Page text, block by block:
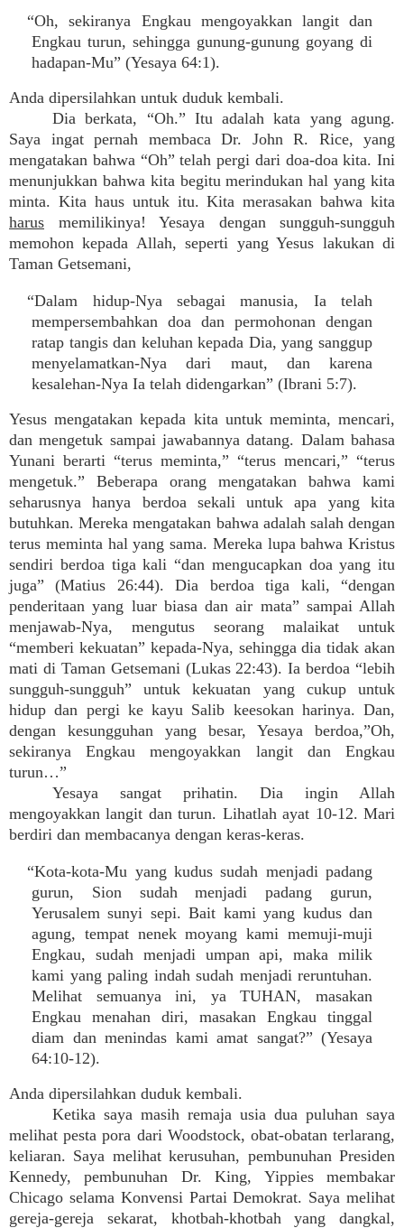
“Oh, sekiranya Engkau mengoyakkan langit dan
Engkau turun, sehingga gunung-gunung goyang di
hadapan-Mu” (Yesaya 64:1).
Anda dipersilahkan untuk duduk kembali.
Dia berkata, “Oh.” Itu adalah kata yang agung.
Saya ingat pernah membaca Dr. John R. Rice, yang
mengatakan bahwa “Oh” telah pergi dari doa-doa kita. Ini
menunjukkan bahwa kita begitu merindukan hal yang kita
minta. Kita haus untuk itu. Kita merasakan bahwa kita
harus memilikinya! Yesaya dengan sungguh-sungguh
memohon kepada Allah, seperti yang Yesus lakukan di
Taman Getsemani,
“Dalam hidup-Nya sebagai manusia, Ia telah
mempersembahkan doa dan permohonan dengan
ratap tangis dan keluhan kepada Dia, yang sanggup
menyelamatkan-Nya dari maut, dan karena
kesalehan-Nya Ia telah didengarkan” (Ibrani 5:7).
Yesus mengatakan kepada kita untuk meminta, mencari,
dan mengetuk sampai jawabannya datang. Dalam bahasa
Yunani berarti “terus meminta,” “terus mencari,” “terus
mengetuk.” Beberapa orang mengatakan bahwa kami
seharusnya hanya berdoa sekali untuk apa yang kita
butuhkan. Mereka mengatakan bahwa adalah salah dengan
terus meminta hal yang sama. Mereka lupa bahwa Kristus
sendiri berdoa tiga kali “dan mengucapkan doa yang itu
juga” (Matius 26:44). Dia berdoa tiga kali, “dengan
penderitaan yang luar biasa dan air mata” sampai Allah
menjawab-Nya, mengutus seorang malaikat untuk
“memberi kekuatan” kepada-Nya, sehingga dia tidak akan
mati di Taman Getsemani (Lukas 22:43). Ia berdoa “lebih
sungguh-sungguh” untuk kekuatan yang cukup untuk
hidup dan pergi ke kayu Salib keesokan harinya. Dan,
dengan kesungguhan yang besar, Yesaya berdoa,”Oh,
sekiranya Engkau mengoyakkan langit dan Engkau
turun…”
Yesaya sangat prihatin. Dia ingin Allah
mengoyakkan langit dan turun. Lihatlah ayat 10-12. Mari
berdiri dan membacanya dengan keras-keras.
“Kota-kota-Mu yang kudus sudah menjadi padang
gurun, Sion sudah menjadi padang gurun,
Yerusalem sunyi sepi. Bait kami yang kudus dan
agung, tempat nenek moyang kami memuji-muji
Engkau, sudah menjadi umpan api, maka milik
kami yang paling indah sudah menjadi reruntuhan.
Melihat semuanya ini, ya TUHAN, masakan
Engkau menahan diri, masakan Engkau tinggal
diam dan menindas kami amat sangat?” (Yesaya
64:10-12).
Anda dipersilahkan duduk kembali.
Ketika saya masih remaja usia dua puluhan saya
melihat pesta pora dari Woodstock, obat-obatan terlarang,
keliaran. Saya melihat kerusuhan, pembunuhan Presiden
Kennedy, pembunuhan Dr. King, Yippies membakar
Chicago selama Konvensi Partai Demokrat. Saya melihat
gereja-gereja sekarat, khotbah-khotbah yang dangkal,